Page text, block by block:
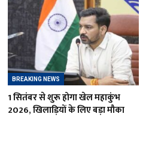
BREAKING NEWS
1 सितंबर से शुरू होगा खेल महाकुंभ
2026, खिलाड़ियों के लिए बड़ा मौका